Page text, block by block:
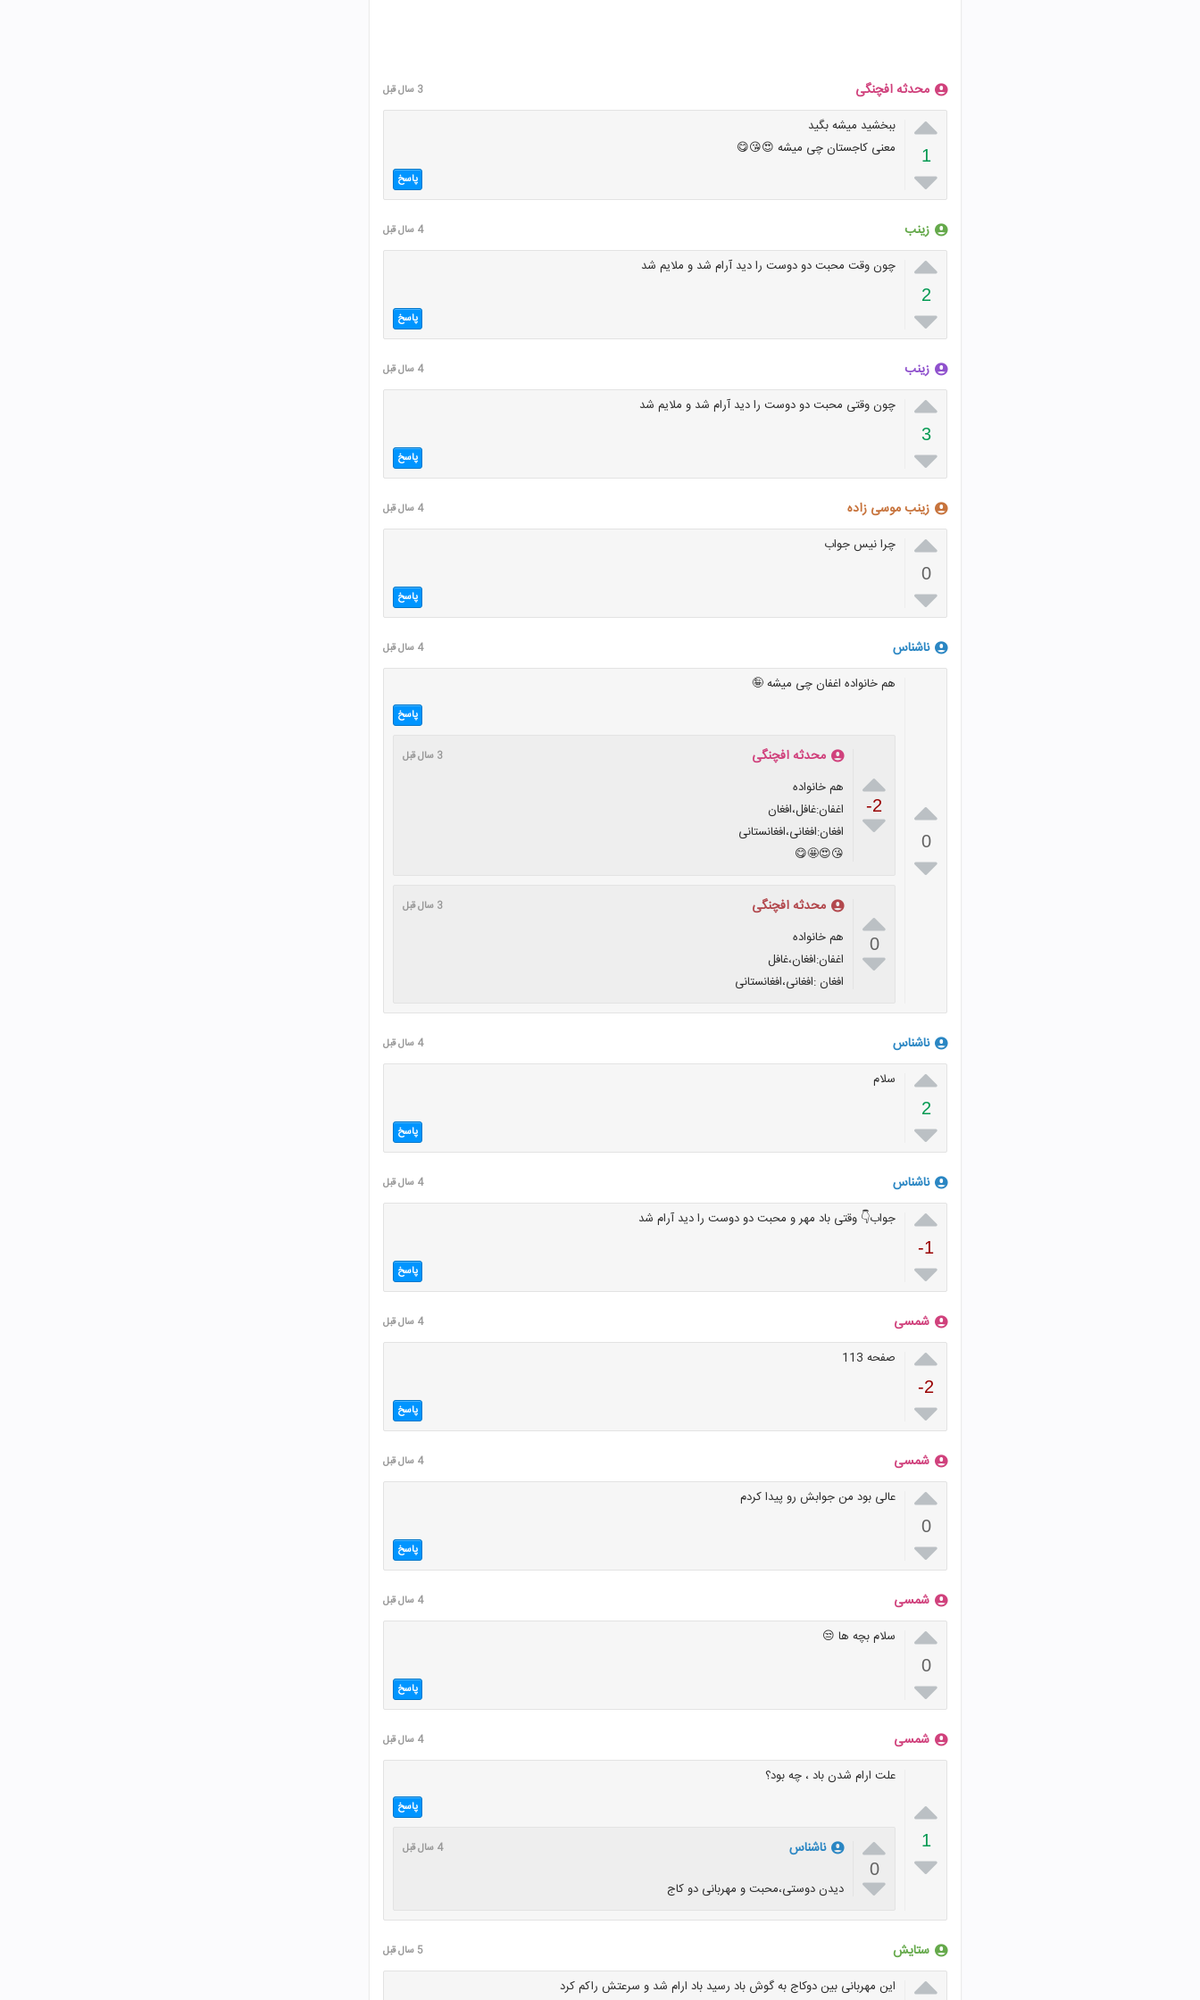
محدثه افچنگی 3 سال قبل

1

ببخشید میشه بگید
معنی کاجستان چی میشه 😍😘😋
پاسخ
زینب 4 سال قبل

2

چون وقت محبت دو دوست را دید آرام شد و ملایم شد
پاسخ
زینب 4 سال قبل

3

چون وقتی محبت دو دوست را دید آرام شد و ملایم شد
پاسخ
زینب موسی زاده 4 سال قبل

0

چرا نیس جواب
پاسخ
ناشناس 4 سال قبل

0

هم خانواده اغفان چی میشه 🤪
پاسخ

-2

محدثه افچنگی 3 سال قبل
هم خانواده
اغفان:غافل،افغان
افغان:افغانی،افغانستانی
😘😍🤩😋

0

محدثه افچنگی 3 سال قبل
هم خانواده
اغفان:افغان،غافل
افغان :افغانی،افغانستانی
ناشناس 4 سال قبل

2

سلام
پاسخ
ناشناس 4 سال قبل

-1

جواب👇 وقتی باد مهر و محبت دو دوست را دید آرام شد
پاسخ
شمسی 4 سال قبل

-2

صفحه 113
پاسخ
شمسی 4 سال قبل

0

عالی بود من جوابش رو پیدا کردم
پاسخ
شمسی 4 سال قبل

0

سلام بچه ها 😒
پاسخ
شمسی 4 سال قبل

1

علت ارام شدن باد ، چه بود؟
پاسخ

0

ناشناس 4 سال قبل
دیدن دوستی،محبت و مهربانی دو کاج
ستایش 5 سال قبل
 این مهربانی بین دوکاج به گوش باد رسید باد ارام شد و سرعتش راکم کرد